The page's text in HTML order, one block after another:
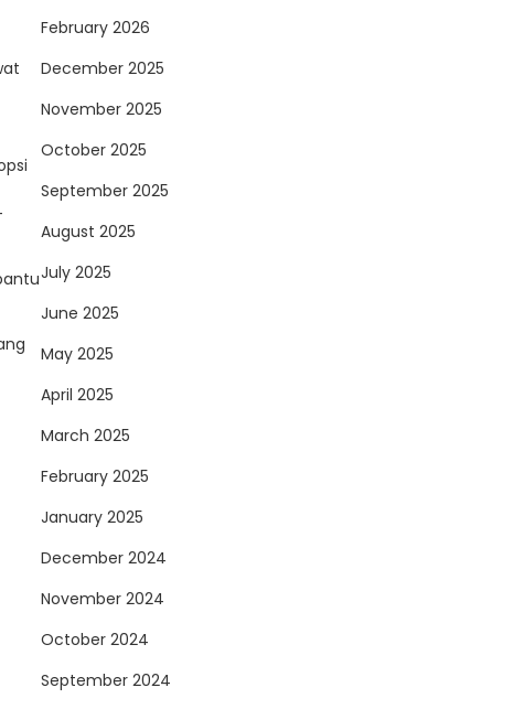
February 2026
December 2025
November 2025
October 2025
September 2025
August 2025
July 2025
June 2025
May 2025
April 2025
March 2025
February 2025
January 2025
December 2024
November 2024
October 2024
September 2024